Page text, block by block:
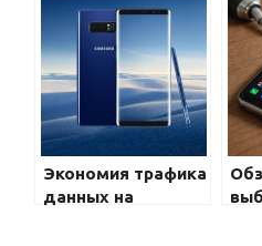
в жаркую и
холодную погоду:
советы и
рекомендации
Экономия трафика
данных на